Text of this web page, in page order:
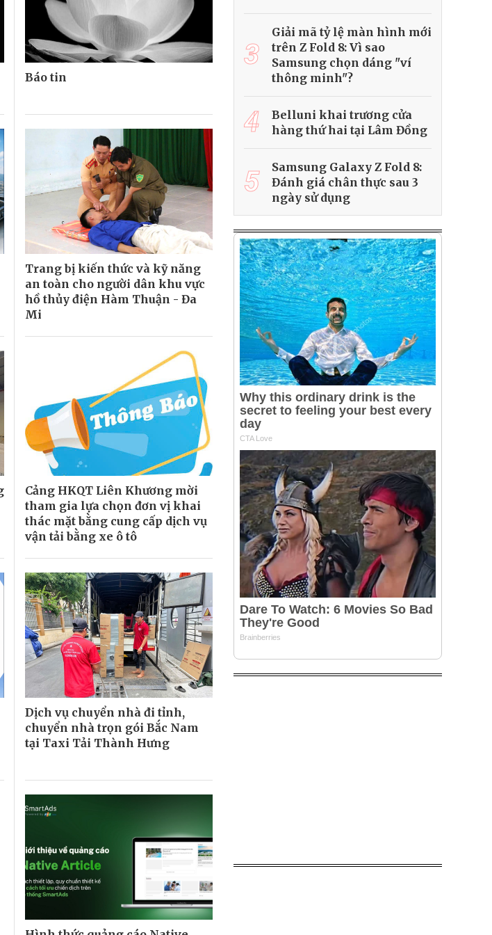
Báo tin
Trang bị kiến thức và kỹ năng
an toàn cho người dân khu vực
hồ thủy điện Hàm Thuận - Đa
Mi
Cảng HKQT Liên Khương mời
tham gia lựa chọn đơn vị khai
thác mặt bằng cung cấp dịch vụ
vận tải bằng xe ô tô
Dịch vụ chuyển nhà đi tỉnh,
chuyển nhà trọn gói Bắc Nam
tại Taxi Tải Thành Hưng
3
Giải mã tỷ lệ màn hình mới
trên Z Fold 8: Vì sao
Samsung chọn dáng "ví
thông minh"?
4
Belluni khai trương cửa
hàng thứ hai tại Lâm Đồng
5
Samsung Galaxy Z Fold 8:
Đánh giá chân thực sau 3
ngày sử dụng